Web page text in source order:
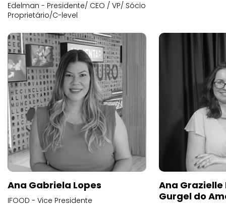
Edelman - Presidente/ CEO / VP/ Sócio
Proprietário/C-level
Ana Gabriela Lopes
IFOOD - Vice Presidente
Ana
Gurgel do